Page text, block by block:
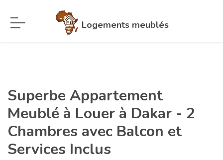
Logements meublés
Superbe Appartement
Meublé à Louer à Dakar - 2
Chambres avec Balcon et
Services Inclus